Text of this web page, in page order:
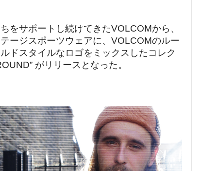
をサポートし続けてきたVOLCOMから、
ージスポーツウェアに、VOLCOMのルー
ドスタイルなロゴをミックスしたコレク
がリリースとなった。